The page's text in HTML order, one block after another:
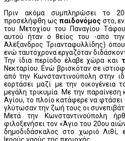
Πριν ακόμα συμπληρώσει το
προσελήφθη ως παιδονόμος στο,
του Μετοχίου του Παναγίου
αυτού ήταν ο θείος του -από
Αλέξανδρος Τριανταφυλλίδης)
ενώ ταυτόχρονα εργαζόταν
Την ίδια περίοδο έλαβε χώρα και
Νεκταρίου. Ενώ βρισκόταν σε
από την Κωνσταντινούπολη στην
εορτάσει μαζί με την οικογένεια
μεγάλη τρικυμία. Με την
Αγίου, το πλοίο κατάφερε να φτάσει
γλύτωσαν την ζωή τους οι
Μετά την Κωνσταντινούπολη
φιλοξενήσει τον «Άγιο του 20ου
δημοδιδάσκαλος στο χωριό
Ιερούς ναούς της περιοχής.